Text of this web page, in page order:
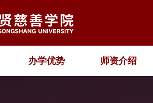
办学优势 师资介绍